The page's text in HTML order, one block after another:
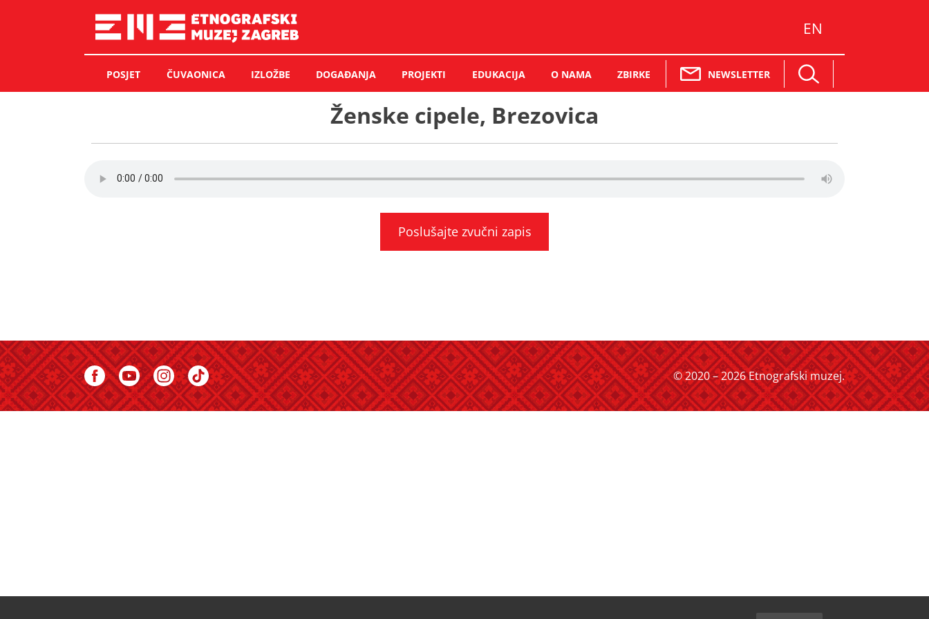
EN
POSJET ČUVAONICA IZLOŽBE DOGAĐANJA PROJEKTI EDUKACIJA O NAMA ZBIRKE NEWSLETTER
Ženske cipele, Brezovica
Poslušajte zvučni zapis
© 2020 – 2026 Etnografski muzej.